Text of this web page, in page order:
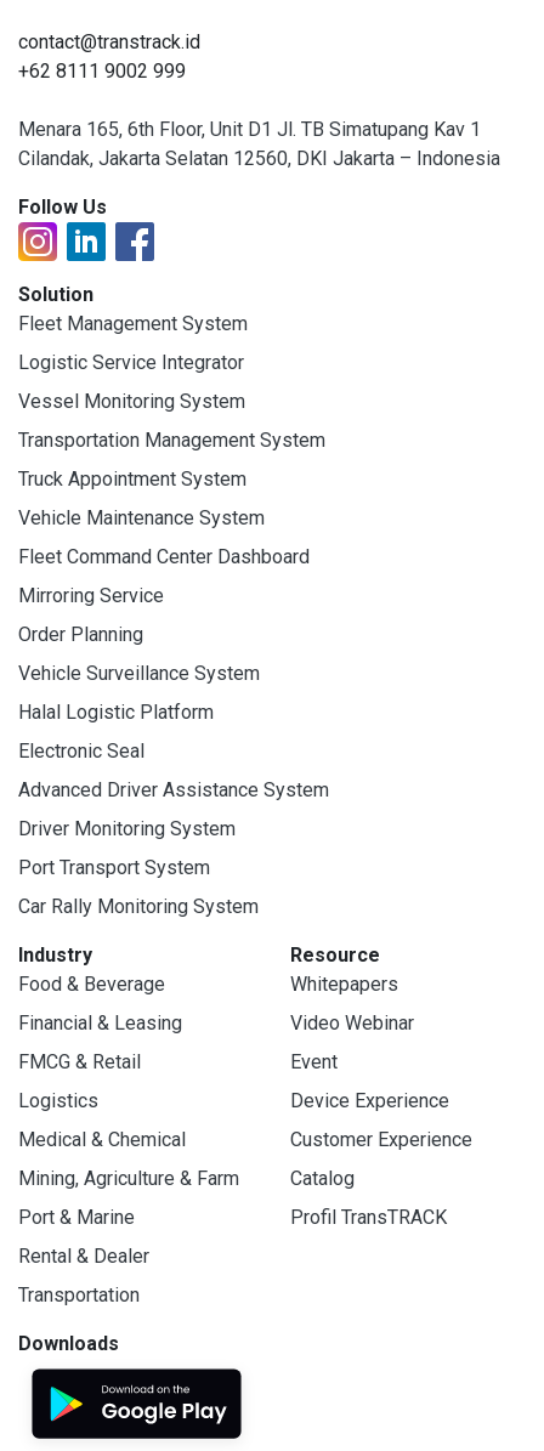
contact@transtrack.id
+62 8111 9002 999
Menara 165, 6th Floor, Unit D1 Jl. TB Simatupang Kav 1
Cilandak, Jakarta Selatan 12560, DKI Jakarta – Indonesia
Follow Us
Solution
Fleet Management System
Logistic Service Integrator
Vessel Monitoring System
Transportation Management System
Truck Appointment System
Vehicle Maintenance System
Fleet Command Center Dashboard
Mirroring Service
Order Planning
Vehicle Surveillance System
Halal Logistic Platform
Electronic Seal
Advanced Driver Assistance System
Driver Monitoring System
Port Transport System
Car Rally Monitoring System
Industry
Food & Beverage
Financial & Leasing
FMCG & Retail
Logistics
Medical & Chemical
Mining, Agriculture & Farm
Port & Marine
Rental & Dealer
Transportation
Resource
Whitepapers
Video Webinar
Event
Device Experience
Customer Experience
Catalog
Profil TransTRACK
Downloads